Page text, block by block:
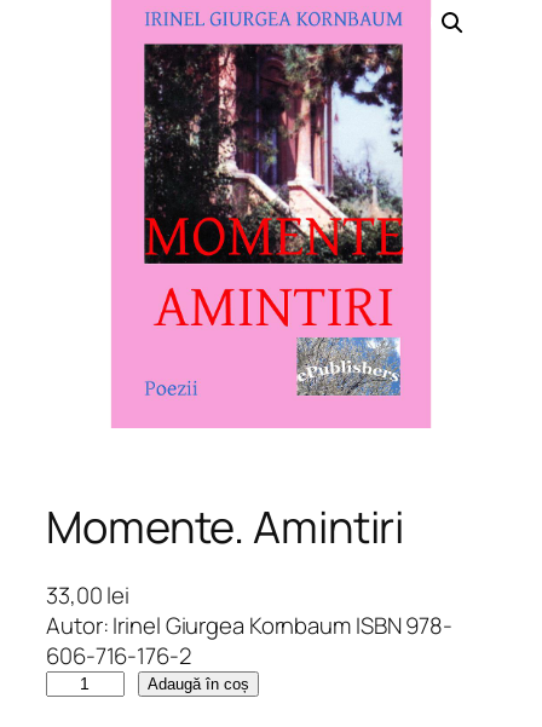
Momente. Amintiri
33,00lei
Autor: Irinel Giurgea Kornbaum ISBN 978-
606-716-176-2
Adaugă în coș